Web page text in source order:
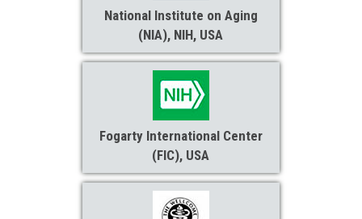
National Institute on Aging
(NIA), NIH, USA
Fogarty International Center
(FIC), USA